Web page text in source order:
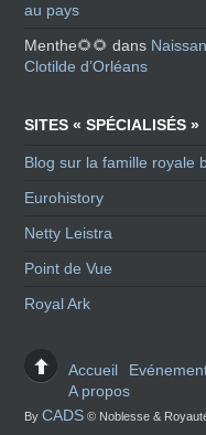
au pays
Menthe🌻🌻 dans
Clotilde d’Orléans
SITES « SPÉCIALISÉS »
Blog sur la famille royale
Eurohistory
Netty Leistra
Point de Vue
Royal Ark
Accueil
A propos
ByCADS © Noblesse &